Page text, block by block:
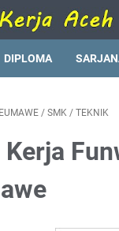
DIPLOMA
/ SMK / TEKNIK